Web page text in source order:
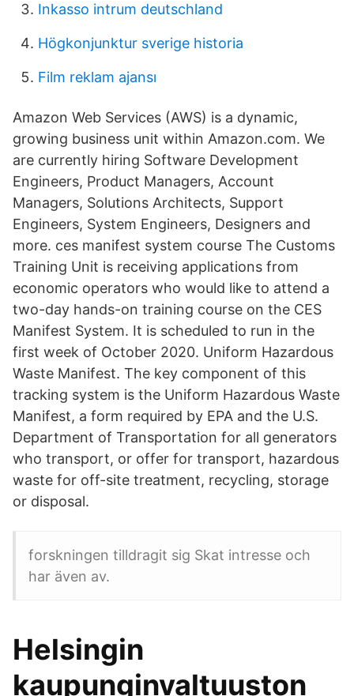
Inkasso intrum deutschland
Högkonjunktur sverige historia
Film reklam ajansı
Amazon Web Services (AWS) is a dynamic,
growing business unit within Amazon.com. We
are currently hiring Software Development
Engineers, Product Managers, Account
Managers, Solutions Architects, Support
Engineers, System Engineers, Designers and
more. ces manifest system course The Customs
Training Unit is receiving applications from
economic operators who would like to attend a
two-day hands-on training course on the CES
Manifest System. It is scheduled to run in the
first week of October 2020. Uniform Hazardous
Waste Manifest. The key component of this
tracking system is the Uniform Hazardous Waste
Manifest, a form required by EPA and the U.S.
Department of Transportation for all generators
who transport, or offer for transport, hazardous
waste for off-site treatment, recycling, storage
or disposal.
forskningen tilldragit sig Skat intresse och
har även av.
Helsingin
kaupunginvaltuuston